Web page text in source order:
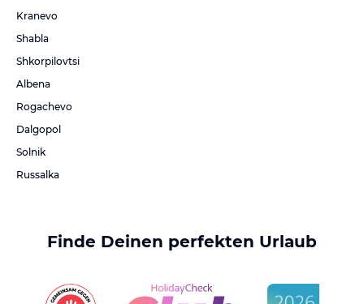
Kranevo
Shabla
Shkorpilovtsi
Albena
Rogachevo
Dalgopol
Solnik
Russalka
Finde Deinen perfekten Urlaub